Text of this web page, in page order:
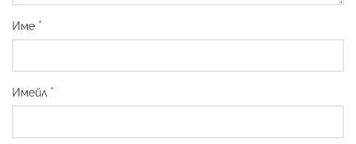
Име *
Имейл *